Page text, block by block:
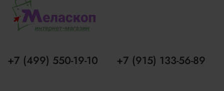
+7 (499) 550-19-10 +7 (915) 133-56-89